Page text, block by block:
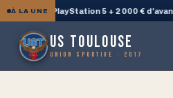
À LA UNEune PlayStation 5 + 2 000 €
US TOULOUSE
UNION SPORTIVE · 2017